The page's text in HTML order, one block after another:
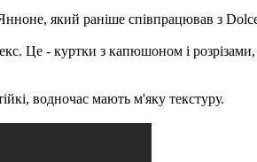
який раніше співпрацював з
Це - куртки з капюшоном і
водночас мають м'яку текстуру.